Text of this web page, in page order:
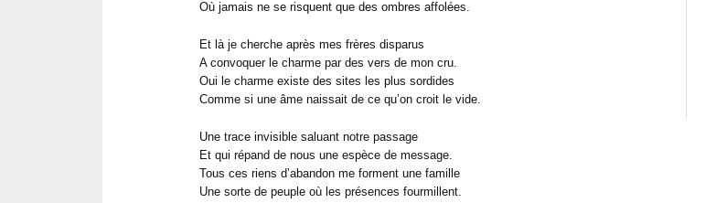
Où jamais ne se risquent que des ombres affolées.
Et là je cherche après mes frères disparus
A convoquer le charme par des vers de mon cru.
Oui le charme existe des sites les plus sordides
Comme si une âme naissait de ce qu’on croit le vide.
Une trace invisible saluant notre passage
Et qui répand de nous une espèce de message.
Tous ces riens d’abandon me forment une famille
Une sorte de peuple où les présences fourmillent.